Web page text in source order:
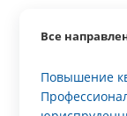
Все
Повышение